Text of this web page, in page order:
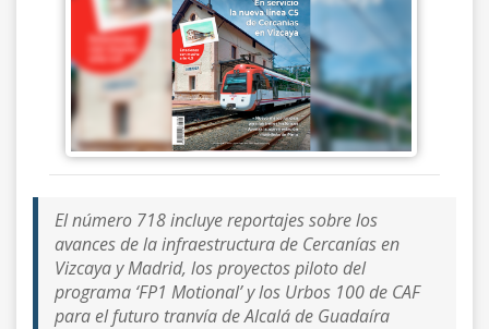
El número 718 incluye reportajes sobre los
avances de la infraestructura de Cercanías en
Vizcaya y Madrid, los proyectos piloto del
programa ‘FP1 Motional’ y los Urbos 100 de CAF
para el futuro tranvía de Alcalá de Guadaíra